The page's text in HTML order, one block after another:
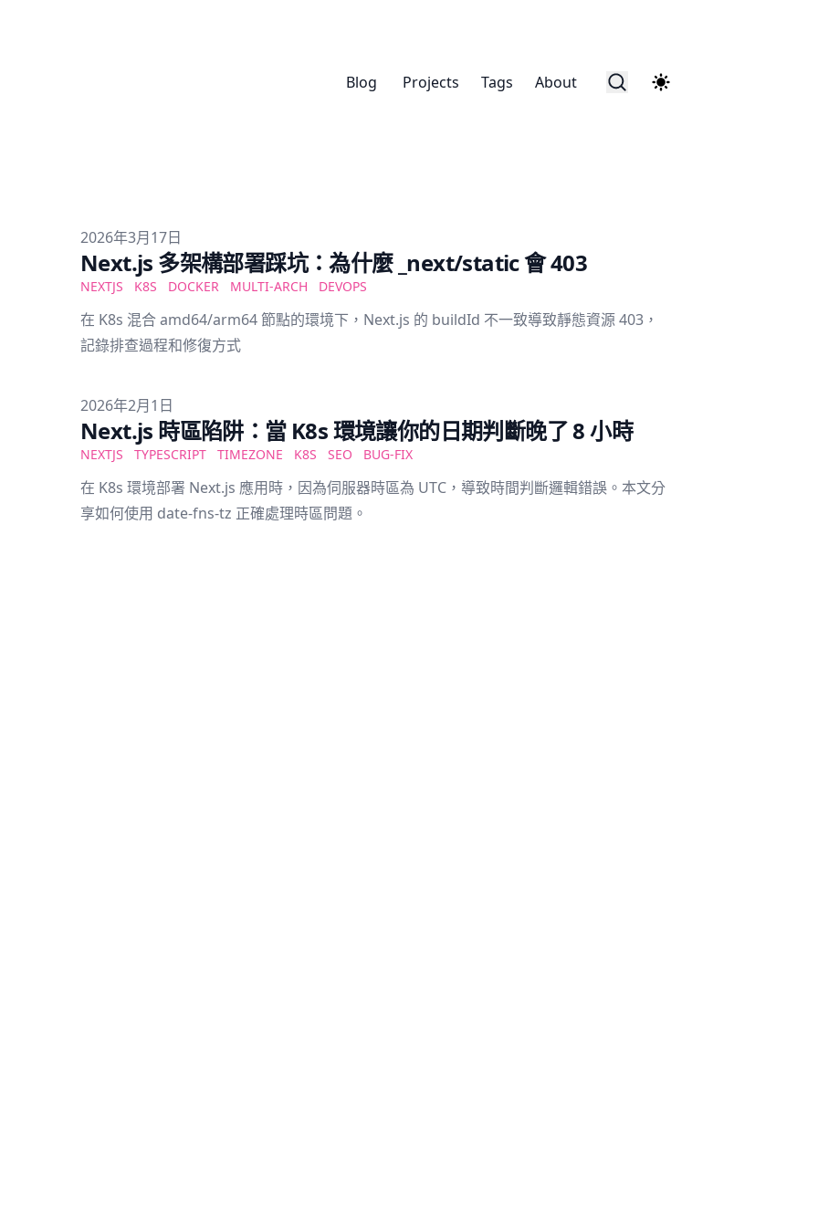
Blog Projects Tags About
Published on
2026年3月17日
Next.js 多架構部署踩坑：為什麼 _next/static 會 403
NEXTJS K8S DOCKER MULTI-ARCH DEVOPS
在 K8s 混合 amd64/arm64 節點的環境下，Next.js 的 buildId 不一致導致靜態資源 403，
記錄排查過程和修復方式
Published on
2026年2月1日
Next.js 時區陷阱：當 K8s 環境讓你的日期判斷晚了 8 小時
NEXTJS TYPESCRIPT TIMEZONE K8S SEO BUG-FIX
在 K8s 環境部署 Next.js 應用時，因為伺服器時區為 UTC，導致時間判斷邏輯錯誤。本文分
享如何使用 date-fns-tz 正確處理時區問題。